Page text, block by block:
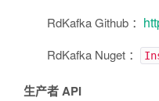
RdKafka Github ：
RdKafka Nuget ：
生产者 API